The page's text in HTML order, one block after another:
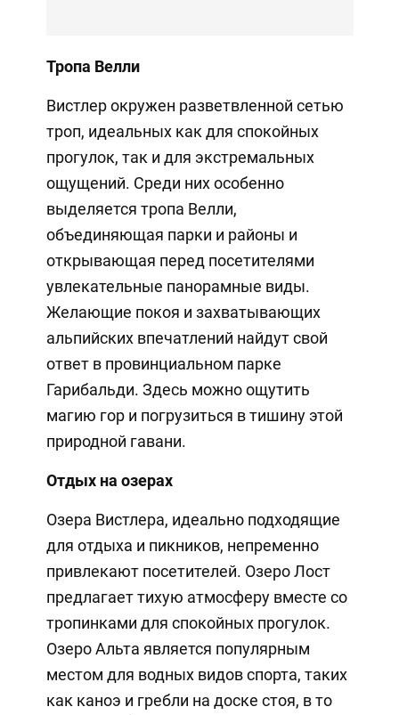
Тропа Велли
Вистлер окружен разветвленной сетью
троп, идеальных как для спокойных
прогулок, так и для экстремальных
ощущений. Среди них особенно
выделяется тропа Велли,
объединяющая парки и районы и
открывающая перед посетителями
увлекательные панорамные виды.
Желающие покоя и захватывающих
альпийских впечатлений найдут свой
ответ в провинциальном парке
Гарибальди. Здесь можно ощутить
магию гор и погрузиться в тишину этой
природной гавани.
Отдых на озерах
Озера Вистлера, идеально подходящие
для отдыха и пикников, непременно
привлекают посетителей. Озеро Лост
предлагает тихую атмосферу вместе со
тропинками для спокойных прогулок.
Озеро Альта является популярным
местом для водных видов спорта, таких
как каноэ и гребли на доске стоя, в то